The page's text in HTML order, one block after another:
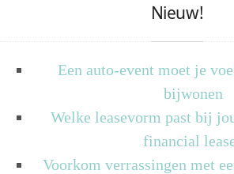
Nieuw!
Een auto-event moet je
bijwonen
Welke leasevorm past bij
financial
Voorkom verrassingen met